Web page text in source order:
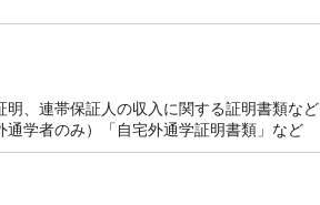
明、連帯保証人の収入に関する証明書類など
通学者のみ）「自宅外通学証明書類」など